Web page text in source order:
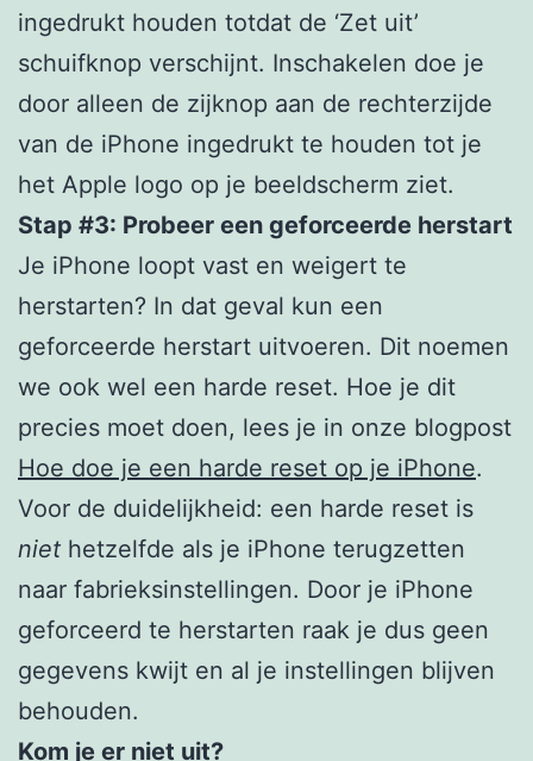
ingedrukt houden totdat de ‘Zet uit’
schuifknop verschijnt. Inschakelen doe je
door alleen de zijknop aan de rechterzijde
van de iPhone ingedrukt te houden tot je
het Apple logo op je beeldscherm ziet.
Stap #3: Probeer een geforceerde herstart
Je iPhone loopt vast en weigert te
herstarten? In dat geval kun een
geforceerde herstart uitvoeren. Dit noemen
we ook wel een harde reset. Hoe je dit
precies moet doen, lees je in onze blogpost
Hoe doe je een harde reset op je iPhone.
Voor de duidelijkheid: een harde reset is
niet hetzelfde als je iPhone terugzetten
naar fabrieksinstellingen. Door je iPhone
geforceerd te herstarten raak je dus geen
gegevens kwijt en al je instellingen blijven
behouden.
Kom je er niet uit?